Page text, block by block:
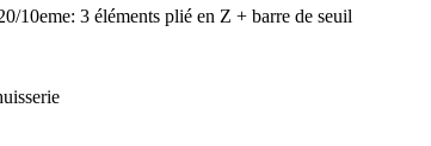
10eme: 3 éléments plié en Z + barre de seuil